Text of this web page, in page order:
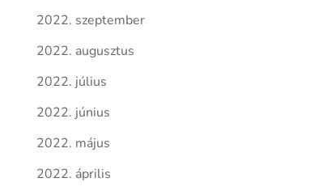
2022. szeptember
2022. augusztus
2022. július
2022. június
2022. május
2022. április